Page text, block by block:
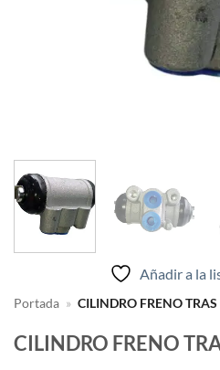
Añadir a la
Portada » CILINDRO FRENO
CILINDRO FRENO